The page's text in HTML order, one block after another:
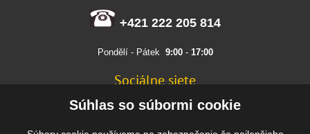
+421 222 205 814
Pondělí - Pátek 9:00- 17:00
Sociálne siete
FACEBOOK
Súhlas so súbormi cookie